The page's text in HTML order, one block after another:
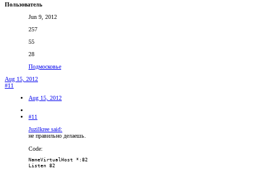
Пользователь
Jun 9, 2012
257
55
28
Подмосковье
Aug 15, 2012
#11
Aug 15, 2012
#11
Juzilkree said:
не правильно делаешь.
Code:
NameVirtualHost *:82
Listen 82